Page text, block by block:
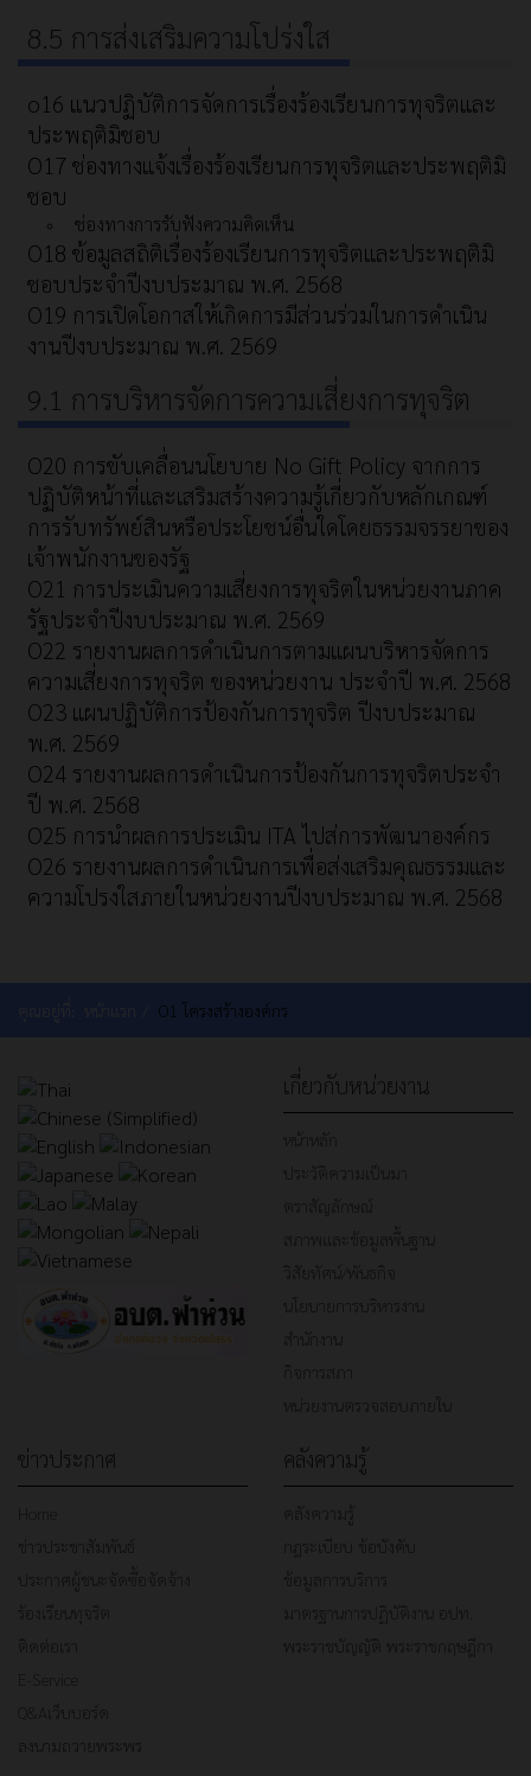
8.5 การส่งเสริมความโปร่งใส
o16 แนวปฏิบัติการจัดการเรื่องร้องเรียนการทุจริตและ
ประพฤติมิชอบ
O17 ช่องทางแจ้งเรื่องร้องเรียนการทุจริตและประพฤติมิ
ชอบ
ช่องทางการรับฟังความคิดเห็น
O18 ข้อมูลสถิติเรื่องร้องเรียนการทุจริตและประพฤติมิ
ชอบประจำปีงบประมาณ พ.ศ. 2568
O19 การเปิดโอกาสให้เกิดการมีส่วนร่วมในการดำเนิน
งานปีงบประมาณ พ.ศ. 2569
9.1 การบริหารจัดการความเสี่ยงการทุจริต
O20 การขับเคลื่อนนโยบาย No Gift Policy จากการ
ปฏิบัติหน้าที่และเสริมสร้างความรู้เกี่ยวกับหลักเกณฑ์
การรับทรัพย์สินหรือประโยชน์อื่นใดโดยธรรมจรรยาของ
เจ้าพนักงานของรัฐ
O21 การประเมินความเสี่ยงการทุจริตในหน่วยงานภาค
รัฐประจำปีงบประมาณ พ.ศ. 2569
O22 รายงานผลการดำเนินการตามแผนบริหารจัดการ
ความเสี่ยงการทุจริต ของหน่วยงาน ประจำปี พ.ศ. 2568
O23 แผนปฏิบัติการป้องกันการทุจริต ปีงบประมาณ
พ.ศ. 2569
O24 รายงานผลการดำเนินการป้องกันการทุจริตประจำ
ปี พ.ศ. 2568
O25 การนำผลการประเมิน ITA ไปส่การพัฒนาองค์กร
O26 รายงานผลการดำเนินการเพื่อส่งเสริมคุณธรรมและ
ความโปรงใสภายในหน่วยงานปีงบประมาณ พ.ศ. 2568
O1 โครงสร้างองค์กร
เกี่ยวกับหน่วยงาน
ข่าวประกาศ คลังความรู้